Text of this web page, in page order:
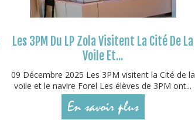
Les 3PM Du LP Zola Visitent La Cité De La
Voile Et...
09 Décembre 2025 Les 3PM visitent la Cité de la
voile et le navire Forel Les élèves de 3PM ont...
En savoir plus